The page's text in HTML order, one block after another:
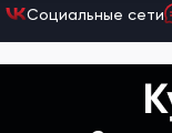
Социальные сети